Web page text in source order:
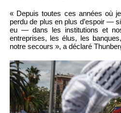
« Depuis toutes ces années où
perdu de plus en plus d’espoir —
eu — dans les institutions et
entreprises, les élus, les
notre secours », a déclaré